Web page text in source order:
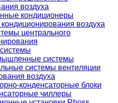
воздуха
кондиционеры
воздуха
центрального
системы
системы вентиляции
воздуха
конденсаторные блоки
чиллеры